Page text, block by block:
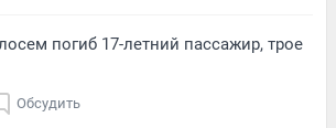
погиб 17-летний пассажир, трое
Обсудить